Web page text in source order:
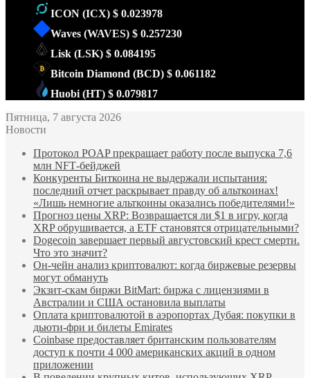
ICON (ICX) $ 0.023978
Waves (WAVES) $ 0.257230
Lisk (LSK) $ 0.084195
Bitcoin Diamond (BCD) $ 0.061182
Huobi (HT) $ 0.079817
Пятница, 7 августа 2026
Новости
Протокол POAP прекращает работу после выпуска 7,6
млн NFT‑бейджей
Конкуренты Биткоина не выдержали испытания:
последний отчет раскрывает правду об альткоинах!
«Лишь немногие альткоины оказались победителями!»
Прогноз цены XRP: Возвращается ли $1 в игру, когда
XRP обрушивается, а ETF становятся отрицательными?
Dogecoin завершает первый августовский крест смерти.
Что это значит?
Он-чейн анализ криптовалют: когда биржевые резервы
могут обмануть
Экзит-скам биржи BitMart: биржа с лицензиями в
Австралии и США остановила выплаты
Оплата криптовалютой в аэропортах Дубая: покупки в
дьюти-фри и билеты Emirates
Coinbase предоставляет британским пользователям
доступ к почти 4 000 американских акций в одном
приложении